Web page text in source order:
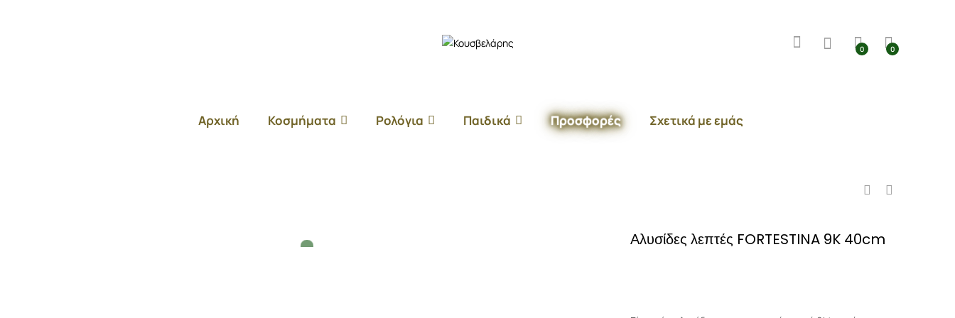
0 0
Αρχική Κοσμήματα Ρολόγια Παιδικά Προσφορές Σχετικά με εμάς
Αλυσίδες λεπτές FORTESTINA 9K 40cm